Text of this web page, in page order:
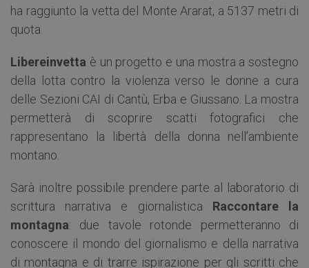
ha raggiunto la vetta del Monte Ararat, a 5137 metri di
quota.
Libereinvetta è un progetto e una mostra a sostegno
della lotta contro la violenza verso le donne a cura
delle Sezioni CAI di Cantù, Erba e Giussano. La mostra
permetterà di scoprire scatti fotografici che
rappresentano la libertà della donna nell’ambiente
montano.
Sarà inoltre possibile prendere parte al laboratorio di
scrittura narrativa e giornalistica Raccontare la
montagna: due tavole rotonde permetteranno di
conoscere il mondo del giornalismo e della narrativa
di montagna e di trarre ispirazione per gli scritti che